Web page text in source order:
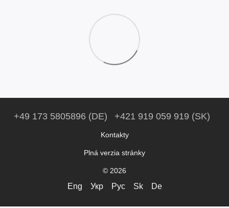
+49 173 5805896 (DE) +421 919 059 919 (SK)
Kontakty
Plná verzia stránky
© 2026
Eng Укр Рус Sk De